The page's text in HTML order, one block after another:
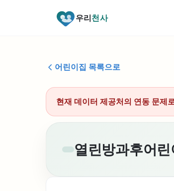
우리천사
어린이집 목록으로
현재 데이터 제공처의 연동 문제
열린방과후어린